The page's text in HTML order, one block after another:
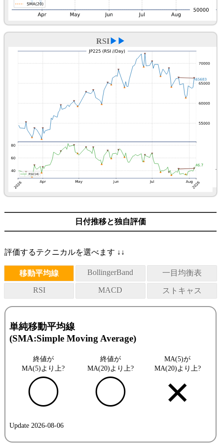
RSI▶▶
日付推移と独自評価
評価するテクニカルを選べます ↓↓
移動平均線 BollingerBand 一目均衡表
RSI MACD ストキャス
単純移動平均線
(SMA:Simple Moving Average)
終値が
MA(5)より上?
終値が
MA(20)より上?
MA(5)が
MA(20)より上?
◯ ◯ ✕
Update 2026-08-06